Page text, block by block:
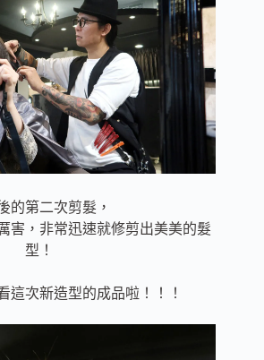
的第二次剪髮，
害，非常迅速就修剪出美美的髮
型！
這次新造型的成品啦！！！